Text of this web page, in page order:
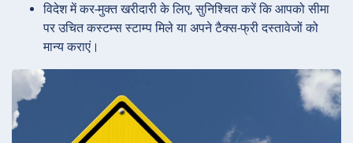
विदेश में कर-मुक्त खरीदारी के लिए, सुनिश्चित करें कि आपको सीमा
पर उचित कस्टम्स स्टाम्प मिले या अपने टैक्स-फ्री दस्तावेजों को
मान्य कराएं।